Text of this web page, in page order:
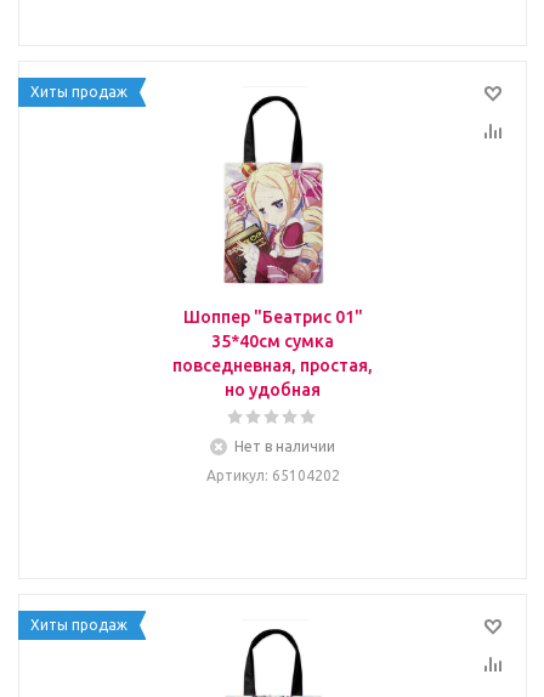
Хиты продаж
Шоппер "Беатрис 01"
35*40см сумка
повседневная, простая,
но удобная
Нет в наличии
Артикул: 65104202
Хиты продаж